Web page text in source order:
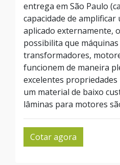
entrega em São Paulo
capacidade de
aplicado externamente,
possibilita que máquinas
transformadores,
funcionem de maneira
excelentes
um material de baixo
lâminas para motores
Cotar agora